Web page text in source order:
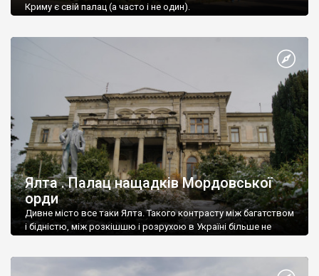
Криму є свій палац (а часто і не один).
Ялта . Палац нащадків Мордовської
орди
Дивне місто все таки Ялта. Такого контрасту між багатством
і бідністю, між розкішшю і розрухою в Україні більше не